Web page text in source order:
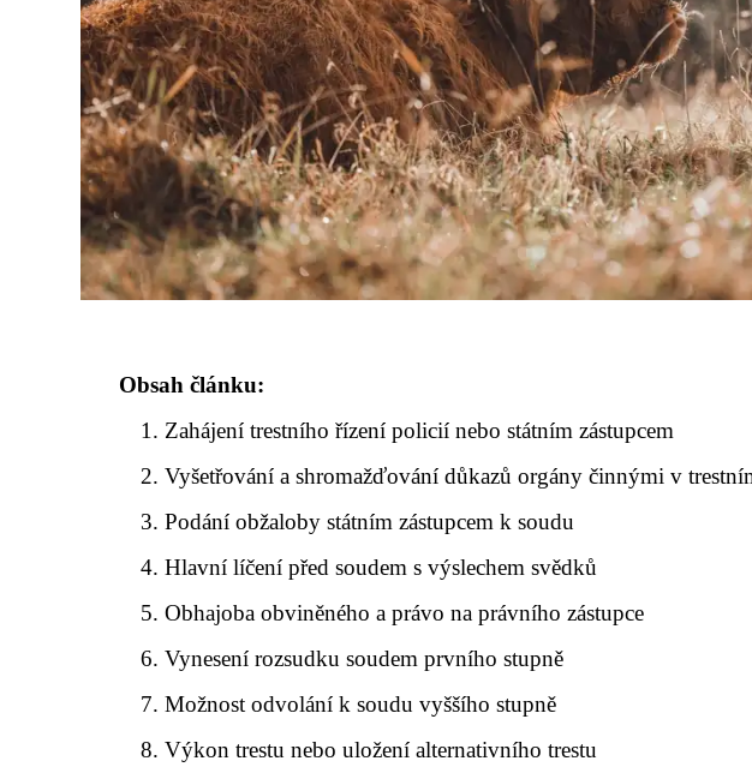
Obsah článku:
Zahájení trestního řízení policií nebo státním zástupcem
Vyšetřování a shromažďování důkazů orgány činnými v
Podání obžaloby státním zástupcem k soudu
Hlavní líčení před soudem s výslechem svědků
Obhajoba obviněného a právo na právního zástupce
Vynesení rozsudku soudem prvního stupně
Možnost odvolání k soudu vyššího stupně
Výkon trestu nebo uložení alternativního trestu